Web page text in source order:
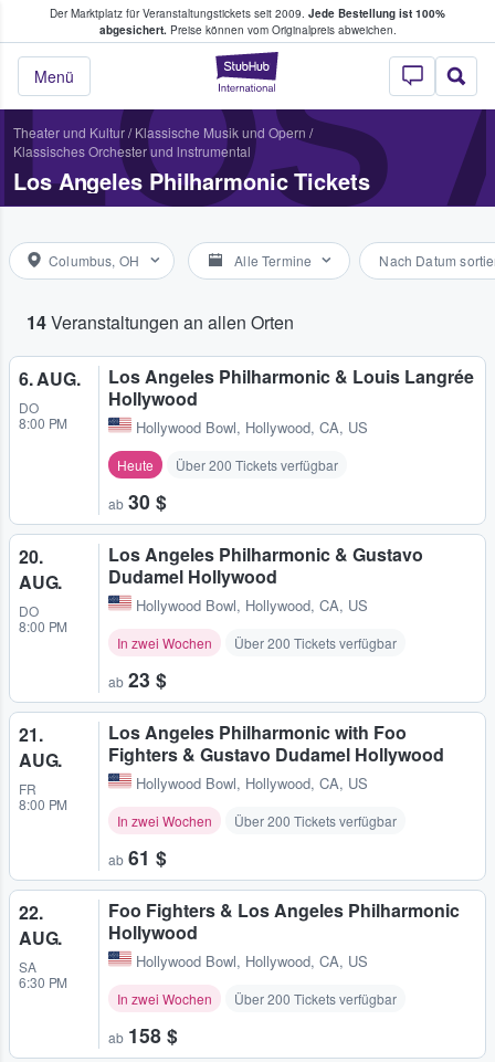
Der Marktplatz für Veranstaltungstickets seit 2009. Jede Bestellung ist 100%
abgesichert.Preise können vom Originalpreis abweichen.
StubHub - Wo
Menü
Tickets kaufen & verkaufen
Theater und Kultur/ Klassische Musik und Opern /
Klassisches Orchester und lnstrumental
Los Angeles Philharmonic Tickets
Columbus, OH Alle Termine Nach Datum
14Veranstaltungen an allen Orten
6. AUG.
DO
8:00 PM
Los Angeles Philharmonic & Louis Langrée
Hollywood
Hollywood Bowl, Hollywood, CA, US
Heute Über 200 Tickets verfügbar
ab 30 $
20.
AUG.
DO
8:00 PM
Los Angeles Philharmonic & Gustavo
Dudamel Hollywood
Hollywood Bowl, Hollywood, CA, US
In zwei Wochen Über 200 Tickets verfügbar
ab 23 $
21.
AUG.
FR
8:00 PM
Los Angeles Philharmonic with Foo
Fighters & Gustavo Dudamel Hollywood
Hollywood Bowl, Hollywood, CA, US
In zwei Wochen Über 200 Tickets verfügbar
ab 61 $
22.
AUG.
SA
6:30 PM
Foo Fighters & Los Angeles Philharmonic
Hollywood
Hollywood Bowl, Hollywood, CA, US
In zwei Wochen Über 200 Tickets verfügbar
ab 158 $